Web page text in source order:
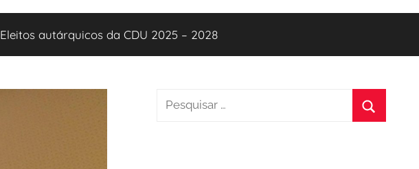
Eleitos autárquicos da CDU 2025 – 2028
Pesquisar